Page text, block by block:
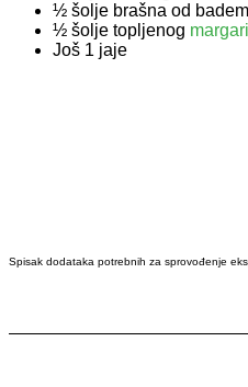
½ šolje brašna od
½ šolje topljenog
Još 1 jaje
Spisak dodataka potrebnih za sprovođenje